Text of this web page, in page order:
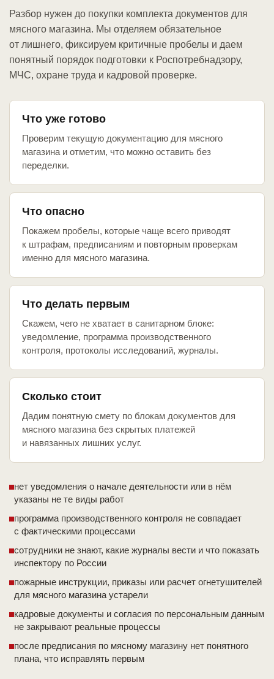
Разбор нужен до покупки комплекта документов для
мясного магазина. Мы отделяем обязательное
от лишнего, фиксируем критичные пробелы и даем
понятный порядок подготовки к Роспотребнадзору,
МЧС, охране труда и кадровой проверке.
Что уже готово
Проверим текущую документацию для мясного
магазина и отметим, что можно оставить без
переделки.
Что опасно
Покажем пробелы, которые чаще всего приводят
к штрафам, предписаниям и повторным проверкам
именно для мясного магазина.
Что делать первым
Скажем, чего не хватает в санитарном блоке:
уведомление, программа производственного
контроля, протоколы исследований, журналы.
Сколько стоит
Дадим понятную смету по блокам документов для
мясного магазина без скрытых платежей
и навязанных лишних услуг.
нет уведомления о начале деятельности или в нём
указаны не те виды работ
программа производственного контроля не совпадает
с фактическими процессами
сотрудники не знают, какие журналы вести и что показать
инспектору по России
пожарные инструкции, приказы или расчет огнетушителей
для мясного магазина устарели
кадровые документы и согласия по персональным данным
не закрывают реальные процессы
после предписания по мясному магазину нет понятного
плана, что исправлять первым